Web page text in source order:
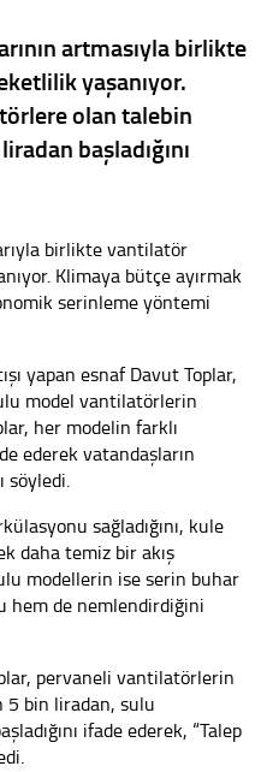
artmasıyla birlikte
yaşanıyor.
olan talebin
başladığını
birlikte vantilatör
Klimaya bütçe ayırmak
serinleme yöntemi
yapan esnaf Davut Toplar,
model vantilatörlerin
her modelin farklı
ederek vatandaşların
söyledi.
sağladığını, kule
daha temiz bir akış
modellerin ise serin buhar
hem de nemlendirdiğini
pervaneli vantilatörlerin
bin liradan, sulu
ifade ederek, “Talep